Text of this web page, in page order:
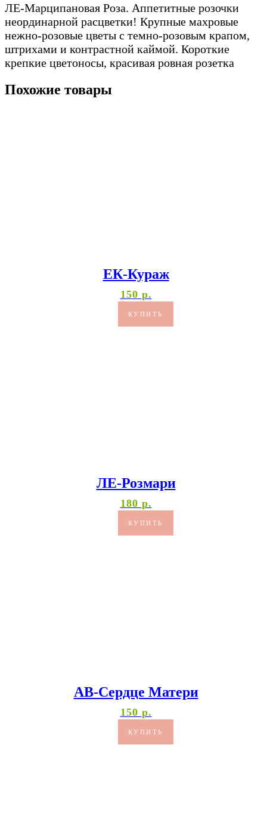
ЛЕ-Марципановая Роза. Аппетитные розочки
неординарной расцветки! Крупные махровые
нежно-розовые цветы с темно-розовым крапом,
штрихами и контрастной каймой. Короткие
крепкие цветоносы, красивая ровная розетка
Похожие товары
ЕК-Кураж
150 р.
КУПИТЬ
ЛЕ-Розмари
180 р.
КУПИТЬ
АВ-Сердце Матери
150 р.
КУПИТЬ